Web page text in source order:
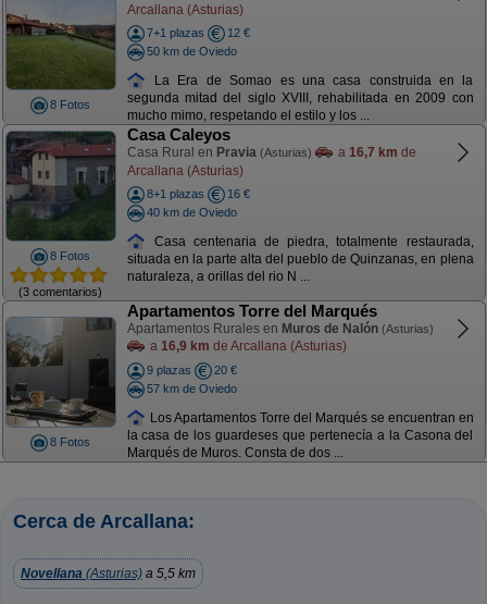
8 Fotos
Arcallana (Asturias)
7+1 plazas
12 €
50 km de Oviedo
La Era de Somao es una casa construida en la
segunda mitad del siglo XVIII, rehabilitada en 2009 con
mucho mimo, respetando el estilo y los ...
8 Fotos
(3 comentarios)
Casa Caleyos
Casa Rural en Pravia (Asturias) a 16,7 km de
Arcallana (Asturias)
8+1 plazas
16 €
40 km de Oviedo
Casa centenaria de piedra, totalmente restaurada,
situada en la parte alta del pueblo de Quinzanas, en plena
naturaleza, a orillas del rio N ...
8 Fotos
Apartamentos Torre del Marqués
Apartamentos Rurales en Muros de Nalón (Asturias)
a 16,9 km de Arcallana (Asturias)
9 plazas
20 €
57 km de Oviedo
Los Apartamentos Torre del Marqués se encuentran en
la casa de los guardeses que pertenecía a la Casona del
Marqués de Muros. Consta de dos ...
Cerca de Arcallana:
Novellana (Asturias) a 5,5 km